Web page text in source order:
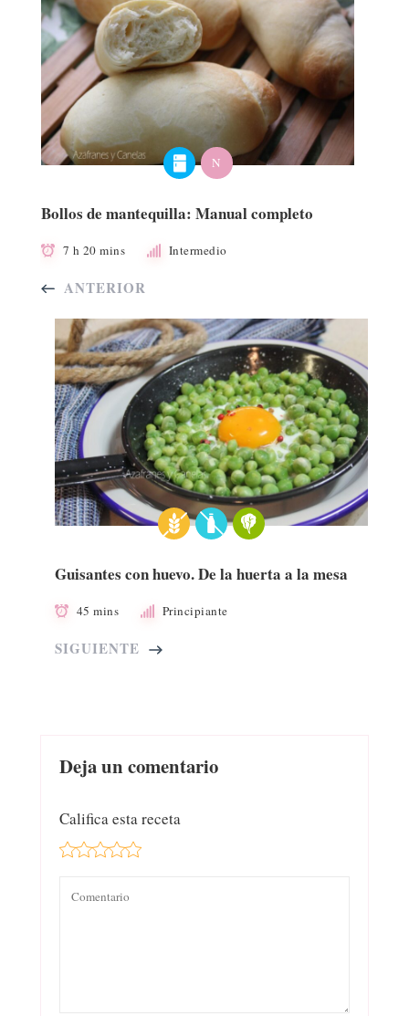
N
Bollos de mantequilla: Manual completo
7 h 20 mins Intermedio
ANTERIOR
Guisantes con huevo. De la huerta a la mesa
45 mins Principiante
SIGUIENTE
Deja un comentario
Califica esta receta